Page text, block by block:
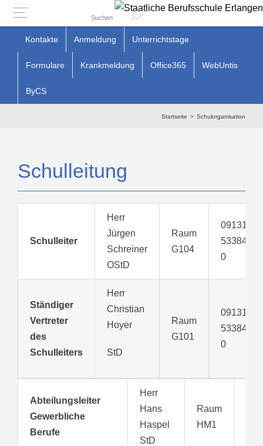
springen
Kontakte Anmeldung Unterrichtstage
Formulare Krankmeldung Office365 WebUntis
ByCS
Startseite Schulorganisation
Schulleitung
Schulleiter
Herr
Jürgen
Schreiner
OStD
Raum
G104
09131
533848-
0
Ständiger
Vertreter
des
Schulleiters
Herr
Christian
Hoyer
StD
Raum
G101
09131
533848-
0
Abteilungsleiter
Gewerbliche
Berufe
Herr
Hans
Haspel
StD
Raum
HM1
Suchen